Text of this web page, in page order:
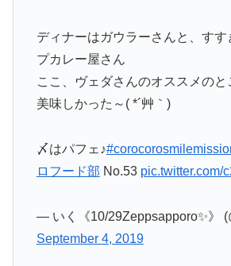
ディナーはガウラーさんと、すす
プカレー屋さん
ここ、ヴェダさんのオススメのと
美味しかった～( *´艸｀)
〆はパフェ♪
ロフード部 No.53 pic.twitter.com/
— いく《10/29Zeppsapporo✨》
September 4, 2019